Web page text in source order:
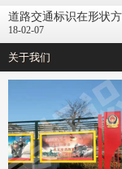
道路交通标识在形状
18-02-07
关于我们